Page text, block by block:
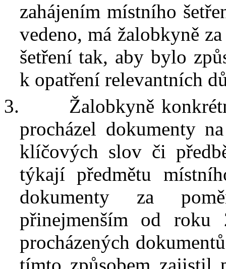
zahájením místního
vedeno, má žalobkyně
šetření tak, aby bylo
k opatření relevantních
3.
Žalobkyně
procházel dokumenty
klíčových slov či
týkají předmětu
dokumenty za
přinejmenším od
procházených